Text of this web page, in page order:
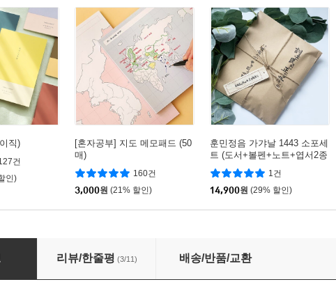
직)
건
인)
[혼자공부] 지도 메모패드 (50
매)
160건
3,000원 (21% 할인)
훈민정음 가갸날 1443 소포세
트 (도서+볼펜+노트+엽서2종
+책갈피2종+연필)
1건
14,900원 (29% 할인)
에디션 소포 세트(미니북+책갈피볼펜세트+노트+수첩+메탈스티커
리뷰/한줄평 (3/11) 배송/반품/교환